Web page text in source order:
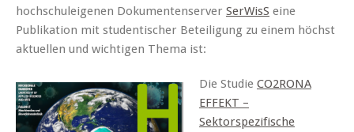
hochschuleigenen Dokumentenserver SerWisS eine
Publikation mit studentischer Beteiligung zu einem höchst
aktuellen und wichtigen Thema ist:
Die Studie CO2RONA
EFFEKT –
Sektorspezifische